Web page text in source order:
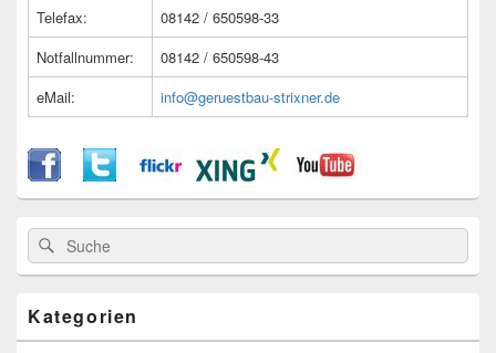
Telefax:
08142 / 650598-33
Notfallnummer:
08142 / 650598-43
eMail:
info@geruestbau-strixner.de
Suche
nach:
Suche
Kategorien